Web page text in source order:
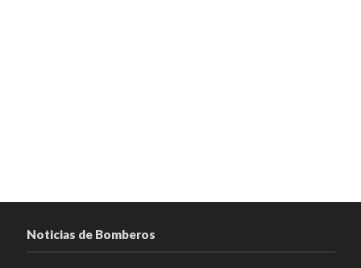
Noticias de Bomberos